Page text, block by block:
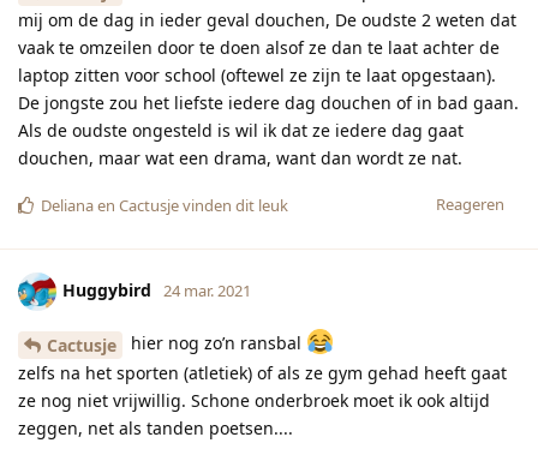
mij om de dag in ieder geval douchen, De oudste 2 weten dat
vaak te omzeilen door te doen alsof ze dan te laat achter de
laptop zitten voor school (oftewel ze zijn te laat opgestaan).
De jongste zou het liefste iedere dag douchen of in bad gaan.
Als de oudste ongesteld is wil ik dat ze iedere dag gaat
douchen, maar wat een drama, want dan wordt ze nat.
Reageren
Delianaen Cactusjevinden dit leuk
Huggybird 24 mar. 2021
Cactusje
hier nog zo’n ransbal
zelfs na het sporten (atletiek) of als ze gym gehad heeft gaat
ze nog niet vrijwillig. Schone onderbroek moet ik ook altijd
zeggen, net als tanden poetsen....